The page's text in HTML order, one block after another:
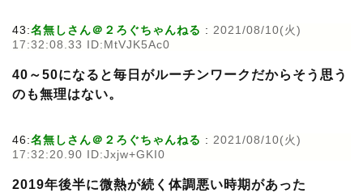
43:名無しさん＠２ろぐちゃんねる : 2021/08/10(火)
17:32:08.33 ID:MtVJK5Ac0
40～50になると毎日がルーチンワークだからそう思う
のも無理はない。
46:名無しさん＠２ろぐちゃんねる : 2021/08/10(火)
17:32:20.90 ID:Jxjw+GKI0
2019年後半に微熱が続く体調悪い時期があった